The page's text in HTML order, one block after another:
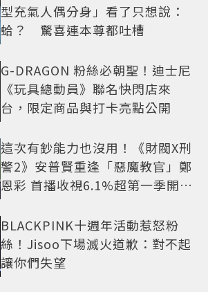
型充氣人偶分身」看了只想說：
蛤？ 驚喜連本尊都吐槽
G-DRAGON 粉絲必朝聖！迪士尼
《玩具總動員》聯名快閃店來
台，限定商品與打卡亮點公開
這次有鈔能力也沒用！《財閥X刑
警2》安普賢重逢「惡魔教官」鄭
恩彩 首播收視6.1%超第一季開紅
BLACKPINK十週年活動惹怒粉
絲！Jisoo下場滅火道歉：對不起
讓你們失望